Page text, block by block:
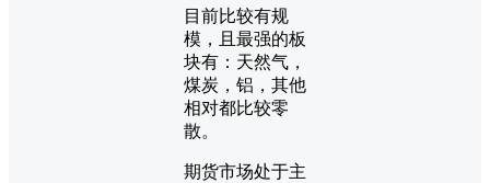
目前比较有规
模，且最强的板
块有：天然气，
煤炭，铝，其他
相对都比较零
散。
期货市场处于主